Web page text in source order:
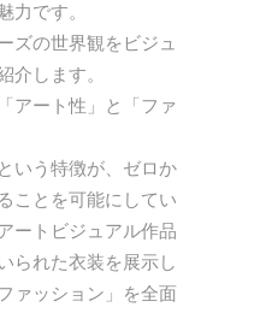
力です。
ズの世界観をビジュ
介します。
アート性」と「ファ
いう特徴が、ゼロか
ことを可能にしてい
ートビジュアル作品
られた衣装を展示し
ァッション」を全面